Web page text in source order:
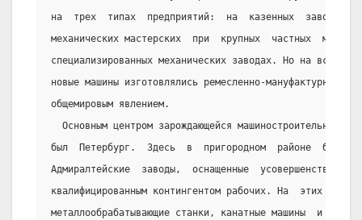
на  трех  типах  предприятий:  на  казенных  заводах
механических мастерских  при  крупных  частных
специализированных механических заводах. Но на всех
новые машины изготовлялись ремесленно-мануфактурными
общемировым явлением.
Основным центром зарождающейся машиностроительной
был  Петербург.  Здесь  в  пригородном  районе  были
Адмиралтейские  заводы,  оснащенные
квалифицированным контингентом рабочих. На  этих
металлообрабатывающие станки, канатные машины  и